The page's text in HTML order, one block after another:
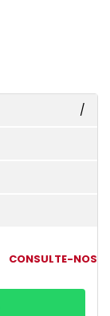
/
CONSULTE-NOS